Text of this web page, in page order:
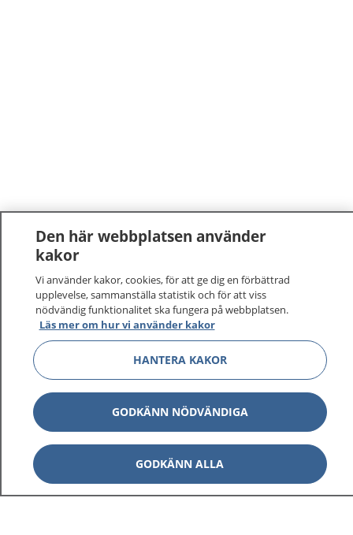
Den här webbplatsen använder
kakor
Vi använder kakor, cookies, för att ge dig en förbättrad
upplevelse, sammanställa statistik och för att viss
nödvändig funktionalitet ska fungera på webbplatsen.
Läs mer om hur vi använder kakor
HANTERA KAKOR
GODKÄNN NÖDVÄNDIGA
GODKÄNN ALLA